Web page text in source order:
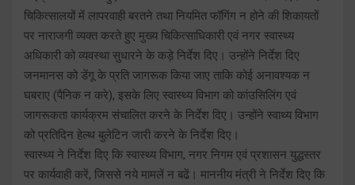
चिकित्सालयों में लापरवाही बरतने तथा नियमित फॉगिंग न होने की शिकायतों
पर नाराजगी व्यक्त करते हुए मुख्य चिकित्साधिकारी एवं नगर स्वास्थ्य
अधिकारी को व्यवस्था सुधारने के कड़े निर्देश दिए। उन्होंने निर्देश दिए
जनमानस को डेंगू के प्रति जागरूक किया जाए ताकि कोई अनावश्यक न
घबराए (पैनिक न करे), इसके लिए स्वास्थ्य विभाग को कांउसिलिंग एवं
जागरूकता कार्यक्रम संचालित करने के निर्देश दिए। उन्होंने स्वाथ्य विभाग
को प्रतिदिन हेल्थ बुलेटिन जारी करने के निर्देश दिए।
स्वास्थ्य ने निर्देश दिए कि स्वास्थ्य विभाग, नगर निगम एवं प्रशासन युद्धस्तर
पर कार्यवाही करें, जिससे नये मामलें न बढें। माननीय मंत्री ने निर्देश दिए कि